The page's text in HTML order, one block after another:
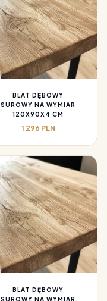
BLAT DĘBOWY
SUROWY NA WYMIAR
120X90X4 CM
1 296 PLN
BLAT DĘBOWY
SUROWY NA WYMIAR